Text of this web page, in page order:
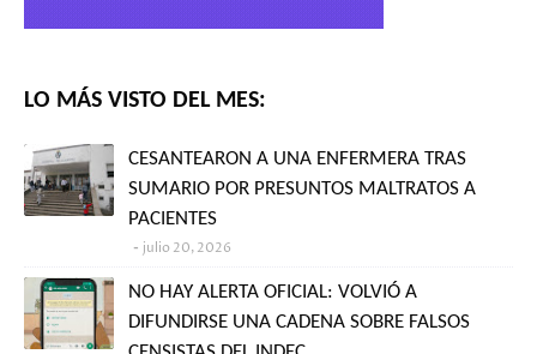
LO MÁS VISTO DEL MES:
CESANTEARON A UNA ENFERMERA TRAS
SUMARIO POR PRESUNTOS MALTRATOS A
PACIENTES
julio 20, 2026
NO HAY ALERTA OFICIAL: VOLVIÓ A
DIFUNDIRSE UNA CADENA SOBRE FALSOS